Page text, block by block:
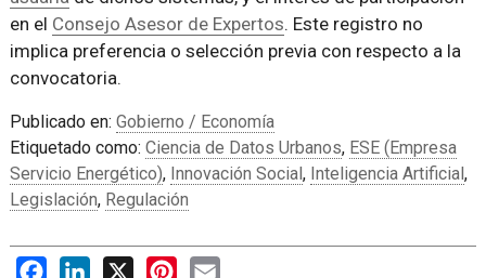
en el Consejo Asesor de Expertos. Este registro no
implica preferencia o selección previa con respecto a la
convocatoria.
Publicado en: Gobierno / Economía
Etiquetado como: Ciencia de Datos Urbanos, ESE (Empresa
Servicio Energético), Innovación Social, Inteligencia Artificial,
Legislación, Regulación
FacebookLinkedIn
X PinterestEmail